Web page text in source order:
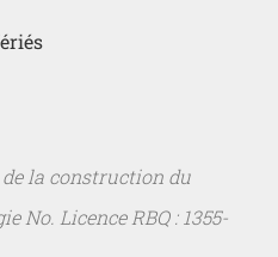
la construction du
No. Licence RBQ : 1355-